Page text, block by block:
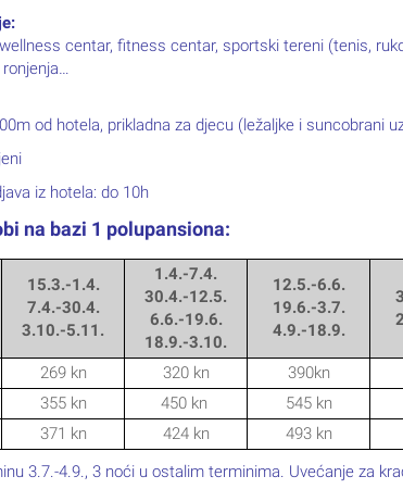
centar, fitness centar, sportski tereni (tenis,
od hotela, prikladna za djecu (ležaljke i suncobrani
iz hotela: do 10h
na bazi 1 polupansiona:
15.3.-1.4.
7.4.-30.4.
3.10.-5.11.
1.4.-7.4.
30.4.-12.5.
6.6.-19.6.
18.9.-3.10.
12.5.-6.6.
19.6.-3.7.
4.9.-18.9.
269 kn 320 kn 390kn
355 kn 450 kn 545 kn
371 kn 424 kn 493 kn
3.7.-4.9., 3 noći u ostalim terminima. Uvećanje za